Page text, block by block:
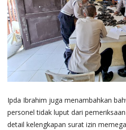
​Ipda Ibrahim juga menambahkan
personel tidak luput dari
detail kelengkapan surat izin